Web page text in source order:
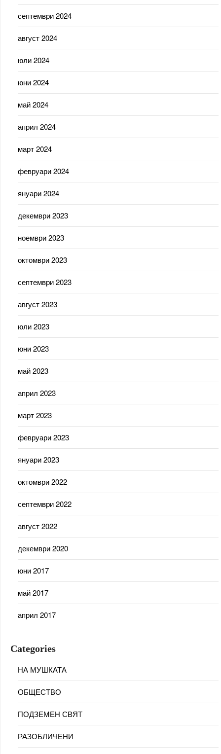
септември 2024
август 2024
юли 2024
юни 2024
май 2024
април 2024
март 2024
февруари 2024
януари 2024
декември 2023
ноември 2023
октомври 2023
септември 2023
август 2023
юли 2023
юни 2023
май 2023
април 2023
март 2023
февруари 2023
януари 2023
октомври 2022
септември 2022
август 2022
декември 2020
юни 2017
май 2017
април 2017
Categories
НА МУШКАТА
ОБЩЕСТВО
ПОДЗЕМЕН СВЯТ
РАЗОБЛИЧЕНИ